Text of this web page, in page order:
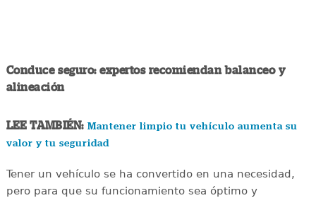
Conduce seguro: expertos recomiendan balanceo y
alineación
LEE TAMBIÉN: Mantener limpio tu vehículo aumenta su
valor y tu seguridad
Tener un vehículo se ha convertido en una necesidad,
pero para que su funcionamiento sea óptimo y